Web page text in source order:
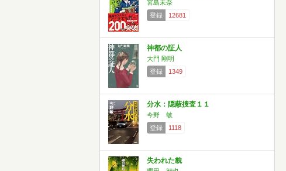
宮島未奈
登録
12681
神都の証人
大門 剛明
登録
1349
分水：隠蔽捜査１１
今野 敏
登録
1118
失われた貌